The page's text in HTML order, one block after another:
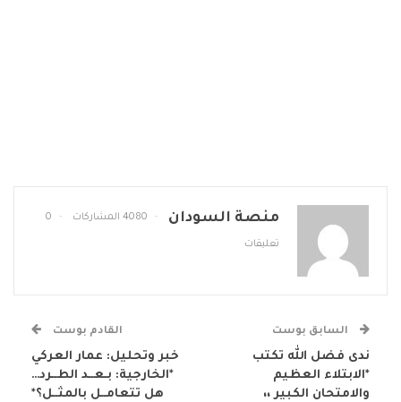
منصة السودان 4080 المشاركات 0
تعليقات
السابق بوست
ندى فضل الله تكتب
*الابتلاء العظيم
والامتحان الكبير ،،
القادم بوست
خبر وتحليل: عمار العركي
*الخارجية: بـعــد الطــرد…
هل تتعامــل بالمثــل؟*